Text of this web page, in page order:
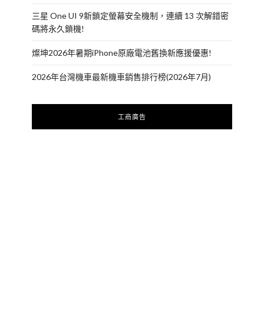
三星 One UI 9新鎖定螢幕安全機制，連續 13 次解錯密
碼將永久鎖機!
燦坤2026年暑期iPhone原廠電池舊換新應援優惠!
2026年台灣機車最新機車銷售排行榜(2026年7月)
工商廣告